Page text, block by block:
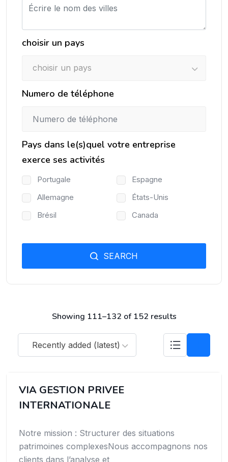
Showing 111–132 of 152 results
Recently added (latest)
VIA GESTION PRIVEE
INTERNATIONALE
Notre mission : Structurer des situations
patrimoines complexesNous accompagnons nos
clients dans l’analyse et
choisir un pays
choisir un pays
Numero de téléphone
Pays dans le(s)quel votre entreprise
exerce ses activités
Portugale
Espagne
Allemagne
États-Unis
Brésil
Canada
SEARCH